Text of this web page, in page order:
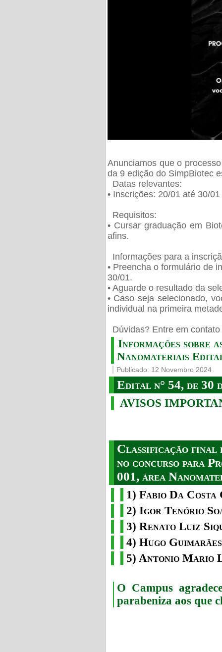
Anunciamos que o
da 9 edição do SimpBiotec
Datas relevantes:
• Inscrições: 20/01 até 30/01
Requisitos:
• Cursar graduação em
afins.
Informações para a
• Preencha o formulário de
30/01.
• Aguarde o resultado da
• Caso seja selecionado,
individual na primeira
Dúvidas? Entre em
Informações sobre
Nanomateriais
Publicado: 12 Novembro 2024
Edital n° 54, de 30
AVISOS
Classificação final
no concurso para
001, área
1) Fabio Da
2) Igor Tenório
3) Renato Luiz
4) Hugo
5) Antonio Mario
O Campus
parabeniza aos que